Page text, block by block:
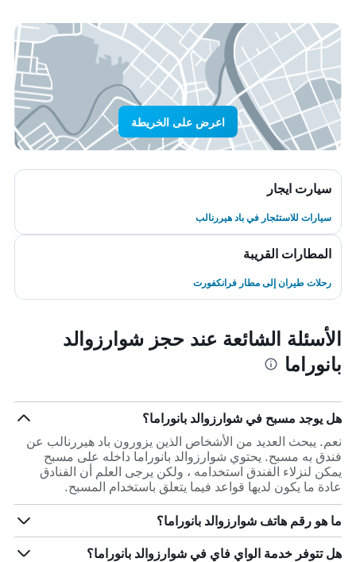
اعرض على الخريطة
سيارت ايجار
سيارات للاستئجار في باد هيررنالب
المطارات القريبة
رحلات طيران إلى مطار فرانكفورت
الأسئلة الشائعة عند حجز شوارزوالد
بانوراما
هل يوجد مسبح في شوارزوالد بانوراما؟
نعم. يبحث العديد من الأشخاص الذين يزورون باد هيررنالب عن
فندق به مسبح. يحتوي شوارزوالد بانوراما داخله على مسبح
يمكن لنزلاء الفندق استخدامه ، ولكن يرجى العلم أن الفنادق
عادة ما يكون لديها قواعد فيما يتعلق باستخدام المسبح.
ما هو رقم هاتف شوارزوالد بانوراما؟
هل تتوفر خدمة الواي فاي في شوارزوالد بانوراما؟